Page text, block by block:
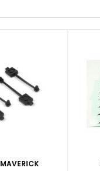
MAVERICK